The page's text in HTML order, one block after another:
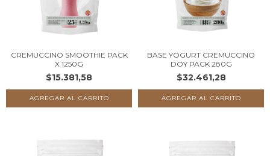
CREMUCCINO SMOOTHIE PACK
X 1250G
$15.381,58
BASE YOGURT CREMUCCINO
DOY PACK 280G
$32.461,28